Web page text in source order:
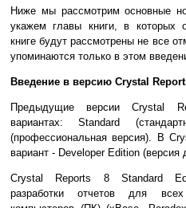
Ниже мы рассмотрим основные
укажем главы книги, в которых
книге будут рассмотрены не все
упоминаются только в этом
Введение в версию Crystal
Предыдущие версии Crystal
вариантах: Standard
(профессиональная версия). В
вариант - Developer Edition (версия
Crystal Reports 8 Standard
разработки отчетов для